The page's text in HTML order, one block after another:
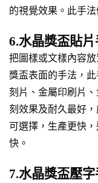
的視覺效果。此手
6.水晶獎盃貼
把圖樣或文樣內容
獎盃表面的手法，
刻片、金屬印刷片
刻效果及耐久最好
可選擇，生產更快
快。
7.水晶獎盃壓